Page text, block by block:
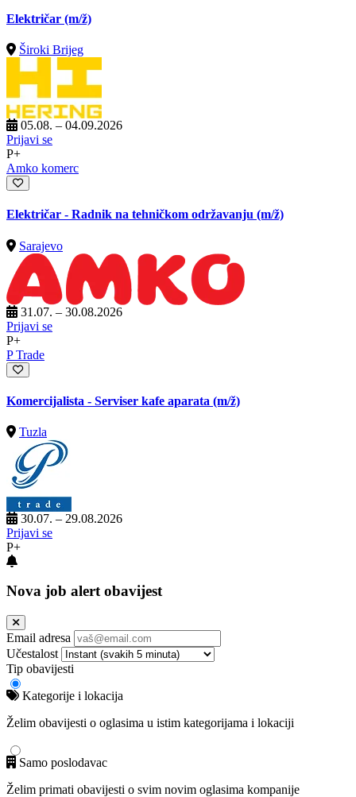
Električar (m/ž)
Široki Brijeg
05.08. – 04.09.2026
Prijavi se
P+
Amko komerc
Električar - Radnik na tehničkom održavanju (m/ž)
Sarajevo
31.07. – 30.08.2026
Prijavi se
P+
P Trade
Komercijalista - Serviser kafe aparata (m/ž)
Tuzla
30.07. – 29.08.2026
Prijavi se
P+
Nova job alert obavijest
Email adresa
Učestalost
Tip obavijesti
Kategorije i lokacija
Želim obavijesti o oglasima u istim kategorijama i lokaciji
Samo poslodavac
Želim primati obavijesti o svim novim oglasima kompanije